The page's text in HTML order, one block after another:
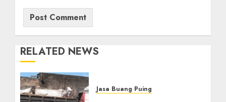
RELATED NEWS
Jasa Buang Puing